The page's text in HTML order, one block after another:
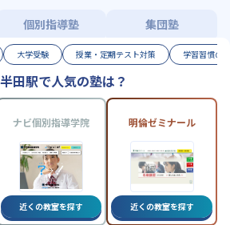
個別指導塾 集団塾
大学受験 授業・定期テスト対策 学習習慣の
田駅で人気の塾は？
ナビ個別指導学院
近くの教室を探す
明倫ゼミナール
近くの教室を探す